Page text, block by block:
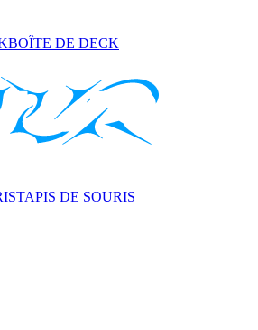
BOÎTE DE DECK
TAPIS DE SOURIS